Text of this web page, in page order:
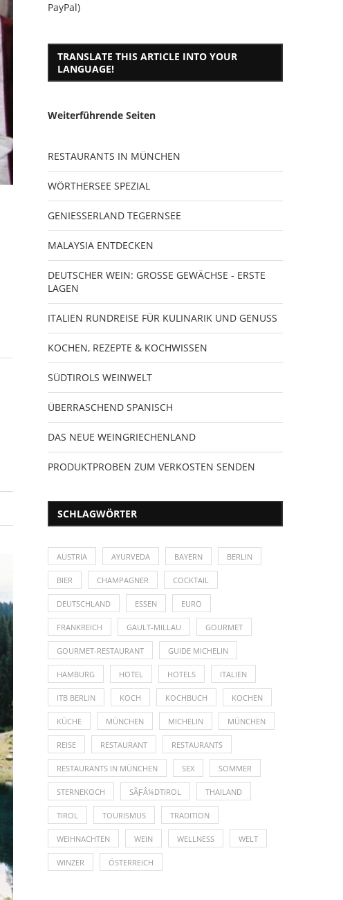
PayPal)
TRANSLATE THIS ARTICLE INTO YOUR
LANGUAGE!
Weiterführende Seiten
RESTAURANTS IN MÜNCHEN
WÖRTHERSEE SPEZIAL
GENIESSERLAND TEGERNSEE
MALAYSIA ENTDECKEN
DEUTSCHER WEIN: GROSSE GEWÄCHSE - ERSTE
LAGEN
ITALIEN RUNDREISE FÜR KULINARIK UND GENUSS
KOCHEN, REZEPTE & KOCHWISSEN
SÜDTIROLS WEINWELT
ÜBERRASCHEND SPANISCH
DAS NEUE WEINGRIECHENLAND
PRODUKTPROBEN ZUM VERKOSTEN SENDEN
SCHLAGWÖRTER
AUSTRIA AYURVEDA BAYERN BERLIN
BIER CHAMPAGNER COCKTAIL
DEUTSCHLAND ESSEN EURO
FRANKREICH GAULT-MILLAU GOURMET
GOURMET-RESTAURANT GUIDE MICHELIN
HAMBURG HOTEL HOTELS ITALIEN
ITB BERLIN KOCH KOCHBUCH KOCHEN
KÜCHE MÜNCHEN MICHELIN MÜNCHEN
REISE RESTAURANT RESTAURANTS
RESTAURANTS IN MÜNCHEN SEX SOMMER
STERNEKOCH SÃƑÂ¼DTIROL THAILAND
TIROL TOURISMUS TRADITION
WEIHNACHTEN WEIN WELLNESS WELT
WINZER ÖSTERREICH